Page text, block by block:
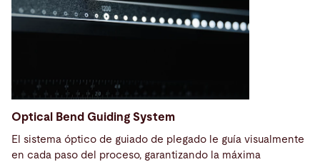
Optical Bend Guiding System
El sistema óptico de guiado de plegado le guía visualmente
en cada paso del proceso, garantizando la máxima